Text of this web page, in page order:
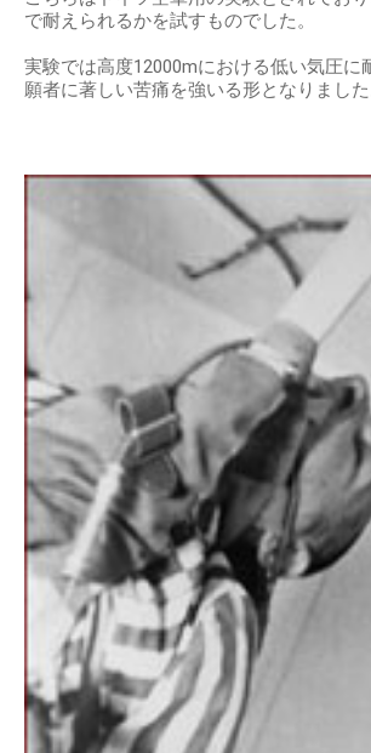
で耐えられるかを試すものでした。
実験では高度12000mにおける低い気圧に
願者に著しい苦痛を強いる形となりました